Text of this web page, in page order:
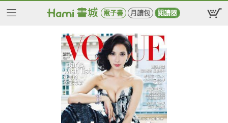
電子書 月讀包 閱讀器